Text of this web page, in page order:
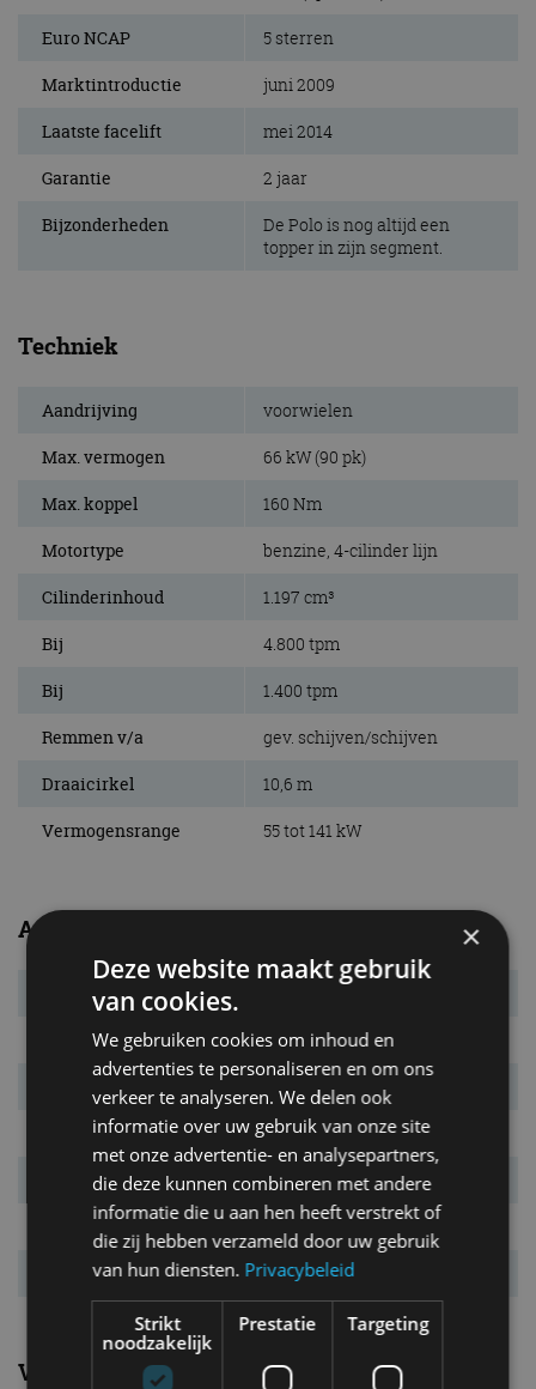
Euro NCAP 5 sterren
Marktintroductie juni 2009
Laatste facelift mei 2014
Garantie 2 jaar
Bijzonderheden
De Polo is nog altijd een
topper in zijn segment.
Techniek
Aandrijving voorwielen
Max. vermogen 66 kW (90 pk)
Max. koppel 160 Nm
Motortype benzine, 4-cilinder lijn
Cilinderinhoud 1.197 cm³
Bij 4.800 tpm
Bij 1.400 tpm
Remmen v/a gev. schijven/schijven
Draaicirkel 10,6 m
Vermogensrange 55 tot 141 kW
Afmetingen en gewichten
Massa leeg
L x B x H 3.972 x 1.682 x 1.453 mm
Inh. bag. ruimte. 280 l
Bandenmaat 185/60 R15
Wielbasis 2.470 mm
Max. aanh. gew. 1.000 kg
Tankinhoud 45 l
Verbruik
×
Deze website maakt gebruik
van cookies.
We gebruiken cookies om inhoud en
advertenties te personaliseren en om ons
verkeer te analyseren. We delen ook
informatie over uw gebruik van onze site
met onze advertentie- en analysepartners,
die deze kunnen combineren met andere
informatie die u aan hen heeft verstrekt of
die zij hebben verzameld door uw gebruik
van hun diensten. Privacybeleid
Strikt
noodzakelijk
Prestatie Targeting